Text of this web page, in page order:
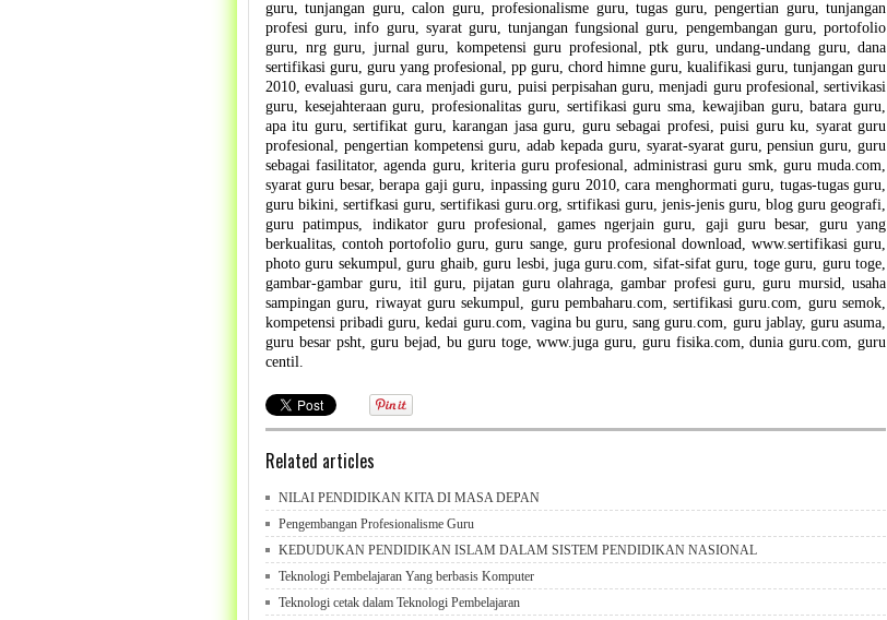
guru, tunjangan guru, calon guru, profesionalisme guru, tugas guru, pengertian guru, tunjangan
profesi guru, info guru, syarat guru, tunjangan fungsional guru, pengembangan guru, portofolio
guru, nrg guru, jurnal guru, kompetensi guru profesional, ptk guru, undang-undang guru, dana
sertifikasi guru, guru yang profesional, pp guru, chord himne guru, kualifikasi guru, tunjangan guru
2010, evaluasi guru, cara menjadi guru, puisi perpisahan guru, menjadi guru profesional, sertivikasi
guru, kesejahteraan guru, profesionalitas guru, sertifikasi guru sma, kewajiban guru, batara guru,
apa itu guru, sertifikat guru, karangan jasa guru, guru sebagai profesi, puisi guru ku, syarat guru
profesional, pengertian kompetensi guru, adab kepada guru, syarat-syarat guru, pensiun guru, guru
sebagai fasilitator, agenda guru, kriteria guru profesional, administrasi guru smk, guru muda.com,
syarat guru besar, berapa gaji guru, inpassing guru 2010, cara menghormati guru, tugas-tugas guru,
guru bikini, sertifkasi guru, sertifikasi guru.org, srtifikasi guru, jenis-jenis guru, blog guru geografi,
guru patimpus, indikator guru profesional, games ngerjain guru, gaji guru besar, guru yang
berkualitas, contoh portofolio guru, guru sange, guru profesional download, www.sertifikasi guru,
photo guru sekumpul, guru ghaib, guru lesbi, juga guru.com, sifat-sifat guru, toge guru, guru toge,
gambar-gambar guru, itil guru, pijatan guru olahraga, gambar profesi guru, guru mursid, usaha
sampingan guru, riwayat guru sekumpul, guru pembaharu.com, sertifikasi guru.com, guru semok,
kompetensi pribadi guru, kedai guru.com, vagina bu guru, sang guru.com, guru jablay, guru asuma,
guru besar psht, guru bejad, bu guru toge, www.juga guru, guru fisika.com, dunia guru.com, guru
centil.
Related articles
NILAI PENDIDIKAN KITA DI MASA DEPAN
Pengembangan Profesionalisme Guru
KEDUDUKAN PENDIDIKAN ISLAM DALAM SISTEM PENDIDIKAN NASIONAL
Teknologi Pembelajaran Yang berbasis Komputer
Teknologi cetak dalam Teknologi Pembelajaran